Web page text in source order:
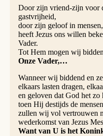
Door zijn vriend-zijn voor
gast­vrijheid,
door zijn geloof in mensen,
heeft Jezus ons willen
Vader.
Tot Hem mogen wij
Onze Vader,…
Wanneer wij biddend en
elkaars lasten dragen,
en geloven dat God het zo
toen Hij destijds de
zullen wij vol vertrouwen
wederkomst van Jezus
Want van U is het